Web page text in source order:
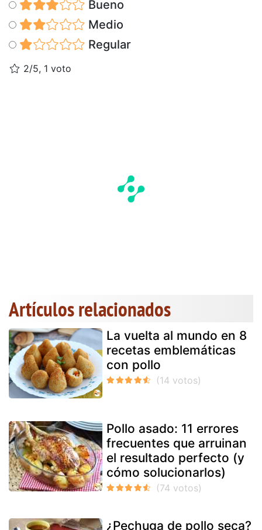
Bueno
Medio
Regular
2/5, 1 voto
Artículos relacionados
La vuelta al mundo en 8
recetas emblemáticas
con pollo
Pollo asado: 11 errores
frecuentes que arruinan
el resultado perfecto (y
cómo solucionarlos)
¿Pechuga de pollo seca?